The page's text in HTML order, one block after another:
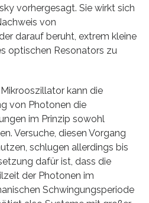
vorhergesagt. Sie wirkt sich
von
darauf beruht, extrem kleine
optischen Resonators zu
kann die
von Photonen die
im Prinzip sowohl
Versuche, diesen Vorgang
schlugen allerdings bis
dafür ist, dass die
der Photonen im
Schwingungsperiode